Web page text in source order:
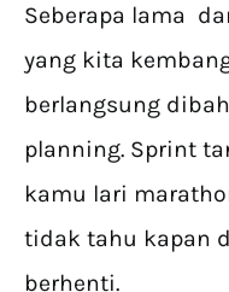
Seberapa lama
yang kita
berlangsung
planning. Sprint
kamu lari
tidak tahu kapan
berhenti.